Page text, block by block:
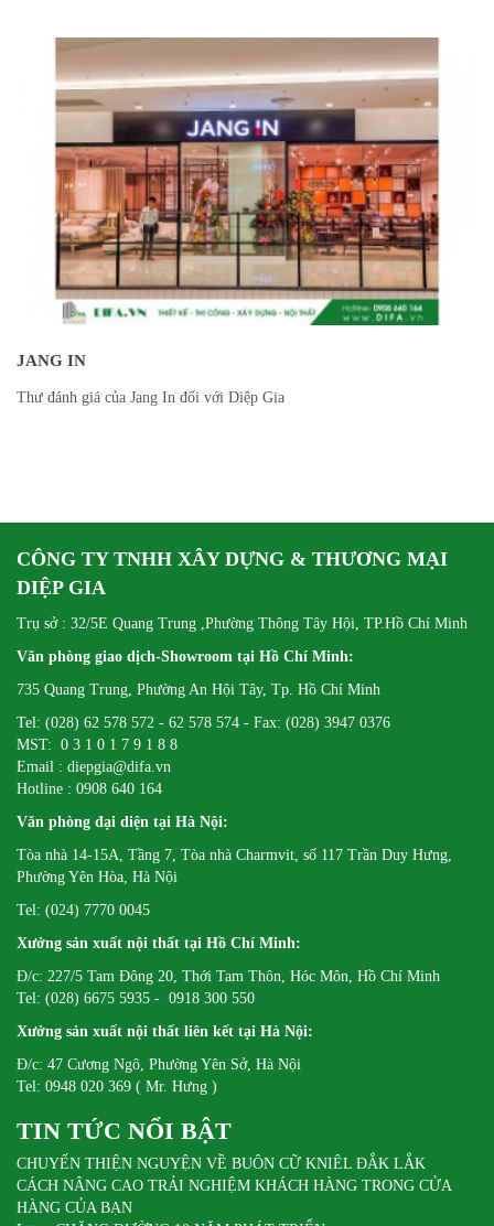
JANG IN
Thư đánh giá của Jang In đối với Diệp Gia
CÔNG TY TNHH XÂY DỰNG & THƯƠNG MẠI
DIỆP GIA
Trụ sở : 32/5E Quang Trung ,Phường Thông Tây Hội, TP.Hồ Chí Minh
Văn phòng giao dịch-Showroom tại Hồ Chí Minh:
735 Quang Trung, Phường An Hội Tây, Tp. Hồ Chí Minh
Tel: (028) 62 578 572 - 62 578 574 - Fax: (028) 3947 0376
MST: 0 3 1 0 1 7 9 1 8 8
Email : diepgia@difa.vn
Hotline : 0908 640 164
Văn phòng đại diện tại Hà Nội:
Tòa nhà 14-15A, Tầng 7, Tòa nhà Charmvit, số 117 Trần Duy Hưng,
Phường Yên Hòa, Hà Nội
Tel: (024) 7770 0045
Xưởng sản xuất nội thất tại Hồ Chí Minh:
Đ/c: 227/5 Tam Đông 20, Thới Tam Thôn, Hóc Môn, Hồ Chí Minh
Tel: (028) 6675 5935 - 0918 300 550
Xưởng sản xuất nội thất liên kết tại Hà Nội:
Đ/c: 47 Cương Ngô, Phường Yên Sở, Hà Nội
Tel: 0948 020 369 ( Mr. Hưng )
TIN TỨC NỔI BẬT
CHUYẾN THIỆN NGUYỆN VỀ BUÔN CỮ KNIÊL ĐẮK LẮK
CÁCH NÂNG CAO TRẢI NGHIỆM KHÁCH HÀNG TRONG CỬA
HÀNG CỦA BẠN